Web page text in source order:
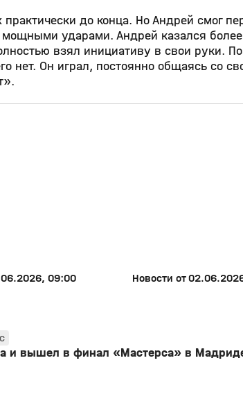
до конца. Но Андрей смог
ударами. Андрей казался
взял инициативу в свои руки.
нет. Он играл, постоянно общаясь со
09:00 Новости от
и вышел в финал «Мастерса» в